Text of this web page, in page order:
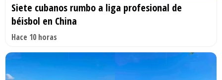
Siete cubanos rumbo a liga profesional de
béisbol en China
Hace 10 horas